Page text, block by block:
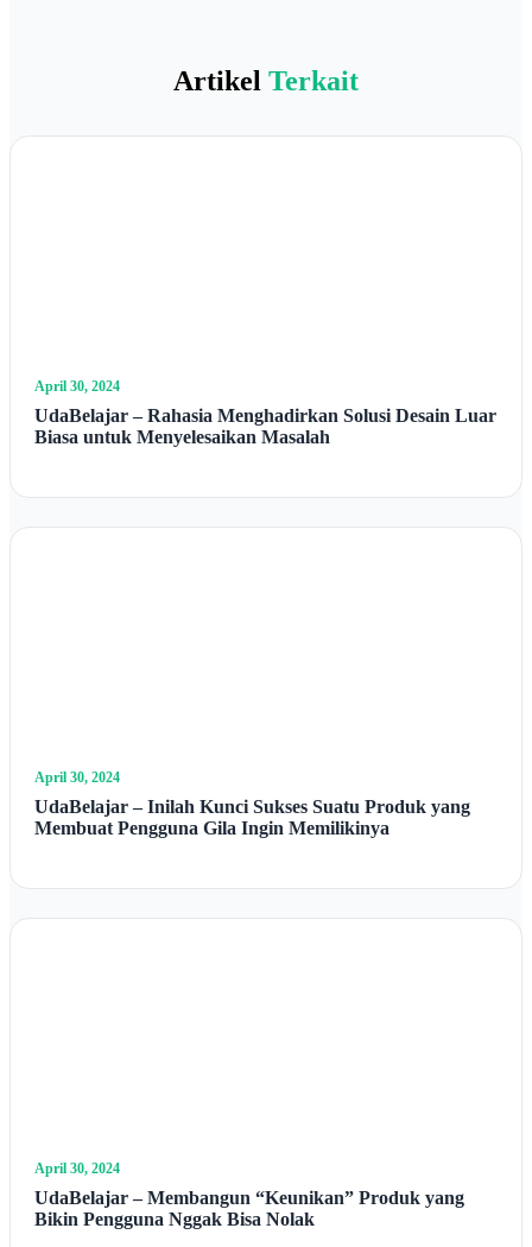
Artikel Terkait
April 30, 2024
UdaBelajar – Rahasia Menghadirkan Solusi Desain Luar
Biasa untuk Menyelesaikan Masalah
April 30, 2024
UdaBelajar – Inilah Kunci Sukses Suatu Produk yang
Membuat Pengguna Gila Ingin Memilikinya
April 30, 2024
UdaBelajar – Membangun “Keunikan” Produk yang
Bikin Pengguna Nggak Bisa Nolak